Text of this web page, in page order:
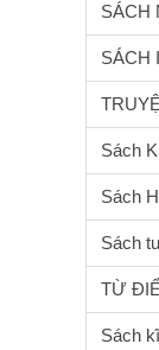
SÁCH
SÁCH
Sách
Sách
Sách
TỪ
Sách